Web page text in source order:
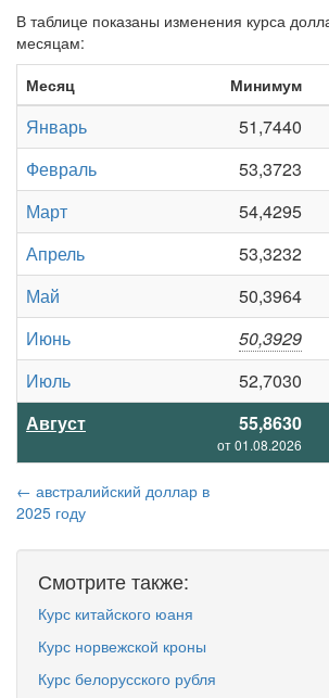
В таблице показаны изменения курса
месяцам:
Месяц
Минимум
Январь 51,7440
Февраль
53,3723
Март
54,4295
Апрель
53,3232
Май
50,3964
Июнь
50,3929
Июль
52,7030
Август
55,8630
от 01.08.2026
← австралийский доллар в
2025 году
Смотрите также:
Курс китайского юаня
Курс норвежской кроны
Курс белорусского рубля